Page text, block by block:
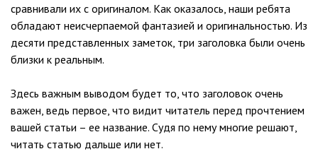
сравнивали их с оригиналом. Как оказалось, наши ребята
обладают неисчерпаемой фантазией и оригинальностью. Из
десяти представленных заметок, три заголовка были очень
близки к реальным.
Здесь важным выводом будет то, что заголовок очень
важен, ведь первое, что видит читатель перед прочтением
вашей статьи – ее название. Судя по нему многие решают,
читать статью дальше или нет.